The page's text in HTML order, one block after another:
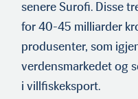
senere Surofi. Disse
for 40-45 milliarder
produsenter, som
verdensmarkedet og
i villfiskeksport.